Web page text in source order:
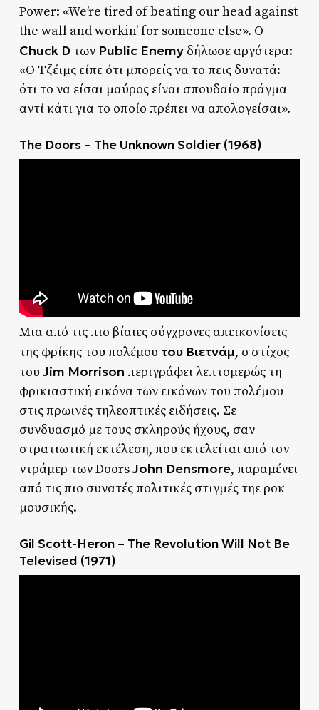
Power: «We’re tired of beating our head against
the wall and workin’ for someone else». Ο
Chuck Dτων Public Enemyδήλωσε αργότερα:
«Ο Τζέιμς είπε ότι μπορείς να το πεις δυνατά:
ότι το να είσαι μαύρος είναι σπουδαίο πράγμα
αντί κάτι για το οποίο πρέπει να απολογείσαι».
The Doors – The Unknown Soldier (1968)
Μια από τις πιο βίαιες σύγχρονες απεικονίσεις
της φρίκης του πολέμου του Βιετνάμ, ο στίχος
του Jim Morrison περιγράφει λεπτομερώς τη
φρικιαστική εικόνα των εικόνων του πολέμου
στις πρωινές τηλεοπτικές ειδήσεις. Σε
συνδυασμό με τους σκληρούς ήχους, σαν
στρατιωτική εκτέλεση, που εκτελείται από τον
ντράμερ των DoorsJohn Densmore, παραμένει
από τις πιο συνατές πολιτικές στιγμές τηε ροκ
μουσικής.
Gil Scott-Heron – The Revolution Will Not Be
Televised (1971)